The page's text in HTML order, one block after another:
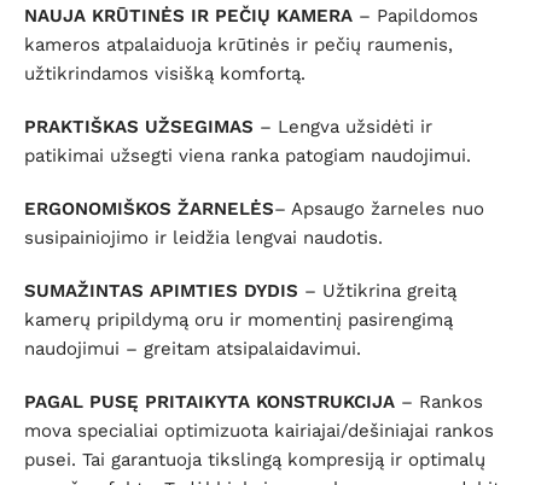
NAUJA KRŪTINĖS IR PEČIŲ KAMERA – Papildomos
kameros atpalaiduoja krūtinės ir pečių raumenis,
užtikrindamos visišką komfortą.
PRAKTIŠKAS UŽSEGIMAS – Lengva užsidėti ir
patikimai užsegti viena ranka patogiam naudojimui.
ERGONOMIŠKOS ŽARNELĖS– Apsaugo žarneles nuo
susipainiojimo ir leidžia lengvai naudotis.
SUMAŽINTAS APIMTIES DYDIS – Užtikrina greitą
kamerų pripildymą oru ir momentinį pasirengimą
naudojimui – greitam atsipalaidavimui.
PAGAL PUSĘ PRITAIKYTA KONSTRUKCIJA – Rankos
mova specialiai optimizuota kairiajai/dešiniajai rankos
pusei. Tai garantuoja tikslingą kompresiją ir optimalų